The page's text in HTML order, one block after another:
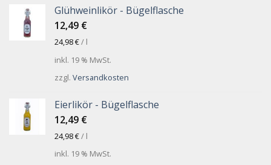
Glühweinlikör - Bügelflasche
12,49 €
24,98€/ l
inkl. 19 % MwSt.
zzgl. Versandkosten
Eierlikör - Bügelflasche
12,49 €
24,98€/ l
inkl. 19 % MwSt.